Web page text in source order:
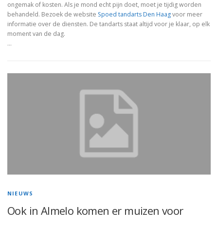
ongemak of kosten. Als je mond echt pijn doet, moet je tijdig worden
behandeld. Bezoek de website Spoed tandarts Den Haagvoor meer
informatie over de diensten. De tandarts staat altijd voor je klaar, op elk
moment van de dag.
…
NIEUWS
Ook in Almelo komen er muizen voor